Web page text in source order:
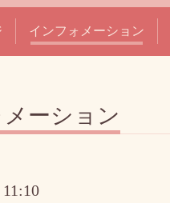
インフォメーション
ーション